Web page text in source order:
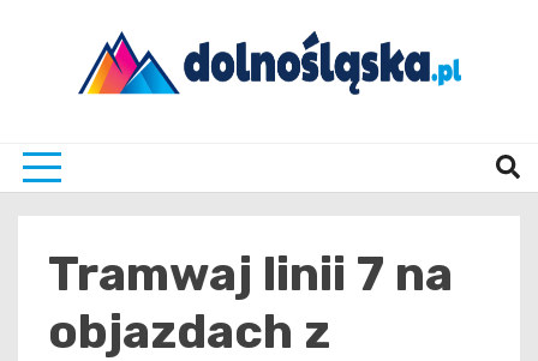
Tramwaj linii 7 na
objazdach z